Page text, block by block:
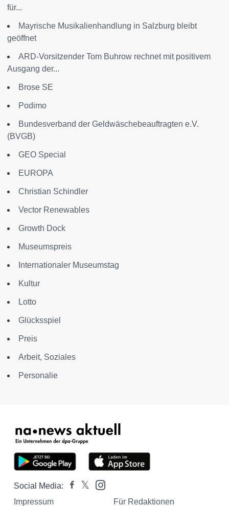
für...
Mayrische Musikalienhandlung in Salzburg bleibt
geöffnet
ARD-Vorsitzender Tom Buhrow rechnet mit positivem
Ausgang der...
Brose SE
Podimo
Bundesverband der Geldwäschebeauftragten e.V.
(BVGB)
GEO Special
EUROPA
Christian Schindler
Vector Renewables
Growth Dock
Museumspreis
Internationaler Museumstag
Kultur
Lotto
Glücksspiel
Preis
Arbeit, Soziales
Personalie
Social Media:
Impressum
Für Redaktionen